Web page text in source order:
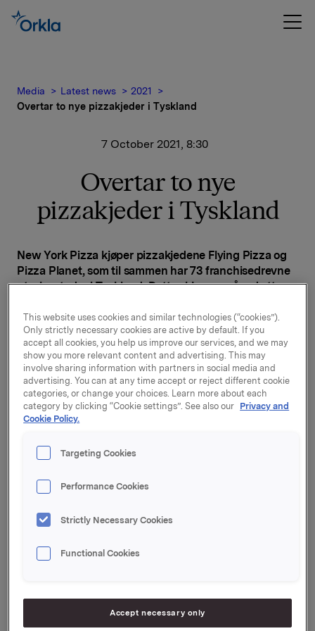
Media Latest news
2021
Overtar to nye pizzakjeder i Tyskland
7 October 2021, 8:30
Overtar to nye
pizzakjeder i Tyskland
New York Pizza kjøper pizzakjedene Flying Pizza og
Pizza Planet, som til sammen har 73 franchisedrevne
utsalgssteder i Tyskland. Dette skjer en måned etter
- Vi har nå fått et solid fotfeste i et voksende tysk
pizzamarked. Vi har en klar ambisjon om å øke vår
tilstedeværelse i «Out of home»-kanalen som har
høyere vekst enn tradisjonell dagligvare, sier Orklas
konsernsjef Jaan Ivar Semlitsch.
Orkla inngikk i juni en avtale om å kjøpe cirka 75 % av
ledende pizzakjeder. Med disse kjøpene har New York
Pizza 342 franchisedrevne utsalgssteder, hvorav 234 i
Nederland, 107 i Tyskland og ett i Belgia. Orkla eier
også den ledende pizzakjeden Kotipizza, som har til
sammen 293 utsalgssteder i Finland. Det betyr at 635
franchisedrevne utsalgssteder nå er en del av Orkla.
- Med kjøpene av Stückwerk, Flying Pizza og Pizza
organisk og strukturelt når muligheten byr seg,sier
Kenneth Haavet, som er konserndirektør og leder av
This website uses cookies and similar technologies (“cookies”).
Only strictly necessary cookies are active by default. If you
accept all cookies, you help us improve our services, and we may
show you more relevant content and advertising. This may
involve sharing information with partners in social media and
advertising. You can at any time accept or reject different cookie
categories, or change your choices. Learn more about each
category by clicking “Cookie settings”. See also our Privacy and
Cookie Policy.
Targeting Cookies
Performance Cookies
Strictly Necessary Cookies
Functional Cookies
Accept necessary only